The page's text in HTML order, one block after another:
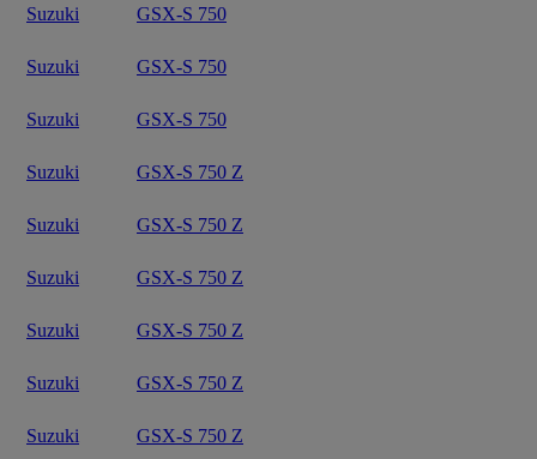
Suzuki GSX-S 750
Suzuki GSX-S 750
Suzuki GSX-S 750
Suzuki GSX-S 750 Z
Suzuki GSX-S 750 Z
Suzuki GSX-S 750 Z
Suzuki GSX-S 750 Z
Suzuki GSX-S 750 Z
Suzuki GSX-S 750 Z